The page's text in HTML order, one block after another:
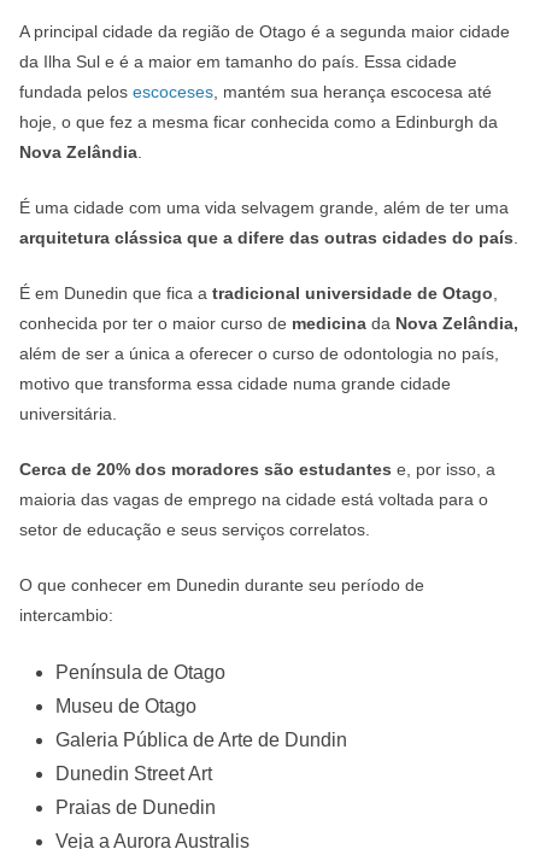
A principal cidade da região de Otago é a segunda maior cidade
da Ilha Sul e é a maior em tamanho do país. Essa cidade
fundada pelos escoceses , mantém sua herança escocesa até
hoje, o que fez a mesma ficar conhecida como a Edinburgh da
Nova Zelândia
É uma cidade com uma vida selvagem grande, além de ter uma
arquitetura clássica que a difere das outras cidades do país
É em Dunedin que fica a tradicional universidade de Otago
conhecida por ter o maior curso de medicina da Nova Zelândia,
além de ser a única a oferecer o curso de odontologia no país,
motivo que transforma essa cidade numa grande cidade
universitária.
Cerca de 20% dos moradores são estudantes e, por isso, a
maioria das vagas de emprego na cidade está voltada para o
setor de educação e seus serviços correlatos.
O que conhecer em Dunedin durante seu período de
intercambio:
Península de Otago
Museu de Otago
Galeria Pública de Arte de Dundin
Dunedin Street Art
Praias de Dunedin
Veja a Aurora Australis